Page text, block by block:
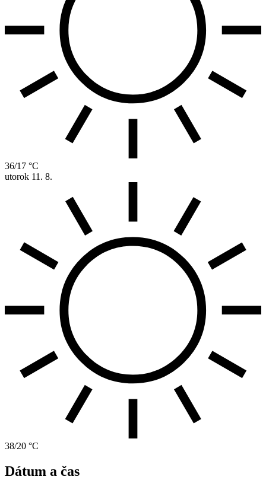
36/17 °C
utorok 11. 8.
38/20 °C
Dátum a čas